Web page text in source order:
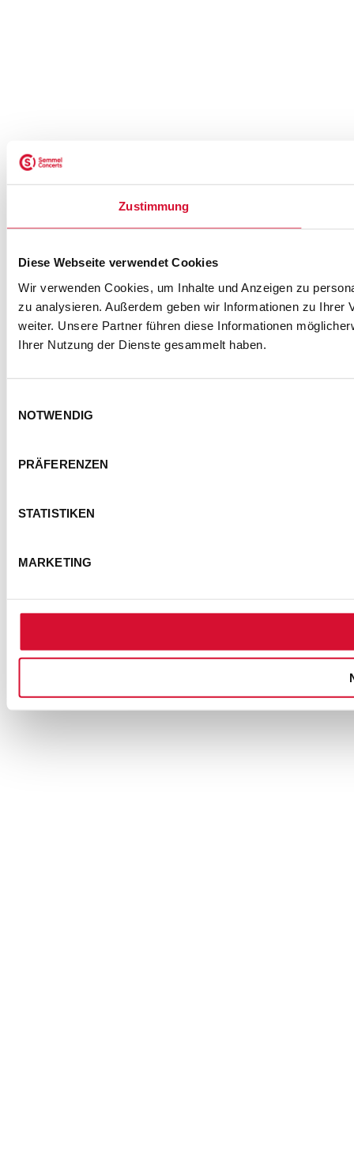
Zustimmung
Diese Webseite verwendet Cookies
Wir verwenden Cookies, um Inhalte und Anzeigen zu
zu analysieren. Außerdem geben wir Informationen zu Ihrer
weiter. Unsere Partner führen diese Informationen
Ihrer Nutzung der Dienste gesammelt haben.
NOTWENDIG
PRÄFERENZEN
STATISTIKEN
MARKETING